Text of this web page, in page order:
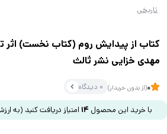
تاریخی
کتاب از پیدایش روم (کتاب نخست)
مهدی خزایی نشر ثالث
0(از بدون خریدار) 0 دیدگاه
با خرید این محصول 14 امتیاز دریافت کنید (به